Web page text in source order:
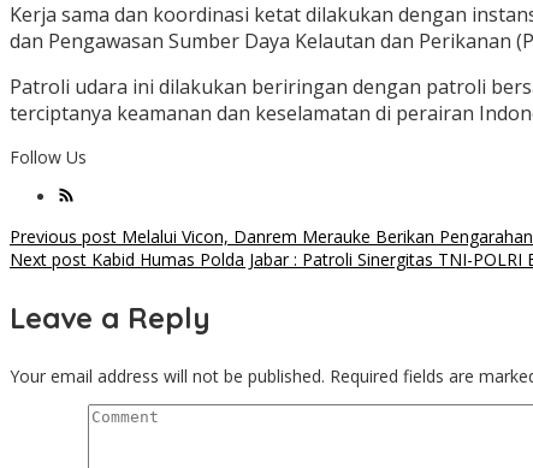
Kerja sama dan koordinasi ketat dilakukan dengan
dan Pengawasan Sumber Daya Kelautan dan Perikanan
Patroli udara ini dilakukan beriringan dengan patroli
terciptanya keamanan dan keselamatan di perairan
Follow Us
Post
navigation
Previous post Melalui Vicon, Danrem Merauke Berikan
Next post Kabid Humas Polda Jabar : Patroli Sinergitas TNI-
Leave a Reply
Your email address will not be published. Required fields are